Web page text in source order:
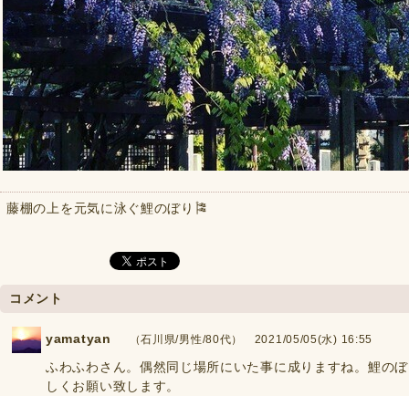
藤棚の上を元気に泳ぐ鯉のぼり🎏
コメント
yamatyan （石川県/男性/80代） 2021/05/05(水) 16:55
ふわふわさん。偶然同じ場所にいた事に成りますね。鯉の
しくお願い致します。